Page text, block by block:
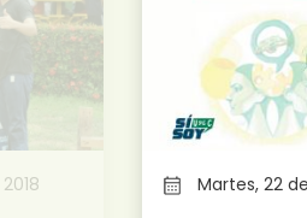
Martes, 22